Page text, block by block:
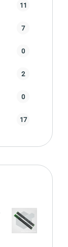
11
7
0
2
0
17